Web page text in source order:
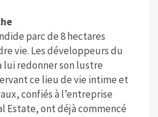
parc de 8 hectares
vie. Les développeurs du
lui redonner son lustre
ce lieu de vie intime et
confiés à l’entreprise
Estate, ont déjà commencé